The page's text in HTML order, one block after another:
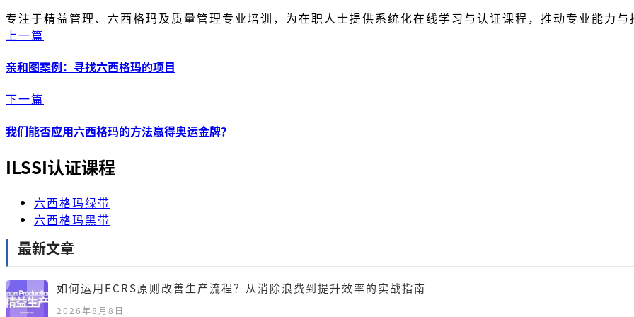
专注于精益管理、六西格玛及质量管理专业培训，为在职人士提供系统化在线学习与认证课程，推动专业能力与
上一篇
亲和图案例：寻找六西格玛的项目
下一篇
我们能否应用六西格玛的方法赢得奥运金牌？
ILSSI认证课程
六西格玛绿带
六西格玛黑带
最新文章
如何运用ECRS原则改善生产流程？从消除浪费到提升效率的实战指南
2026年8月8日